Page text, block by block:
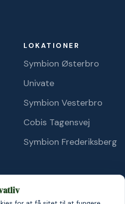
LOKATIONER
Symbion Østerbro
Univate
Symbion Vesterbro
Cobis Tagensvej
Symbion Frederiksberg